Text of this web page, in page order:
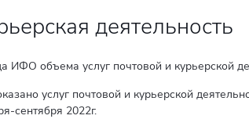
деятельность
ИФО объема услуг почтовой и курьерской
услуг почтовой и курьерской
сентября 2022г.